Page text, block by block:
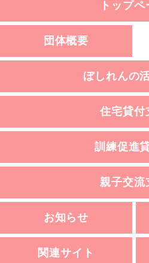
トップペ
団体概要
ぼしれんの
住宅貸付
訓練促進
親子交流
お知らせ
関連サイト